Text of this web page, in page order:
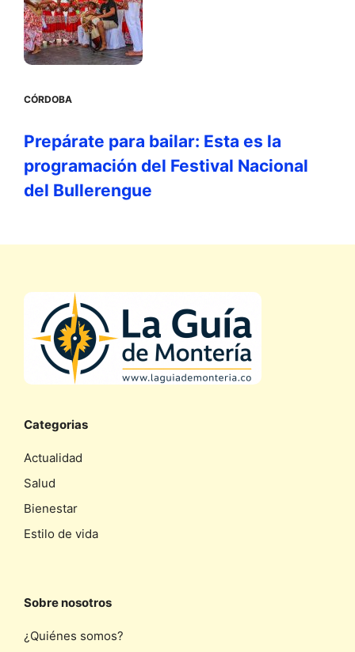
CÓRDOBA
Prepárate para bailar: Esta es la
programación del Festival Nacional
del Bullerengue
Categorias
Actualidad
Salud
Bienestar
Estilo de vida
Sobre nosotros
¿Quiénes somos?